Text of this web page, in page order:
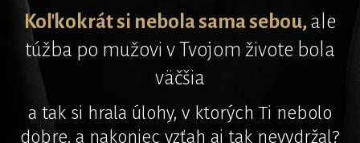
Koľkokrát si nebola sama sebou,ale
túžba po mužovi v Tvojom živote bola
väčšia
a tak si hrala úlohy, v ktorých Ti nebolo
dobre, a nakoniec vzťah aj tak nevydržal?